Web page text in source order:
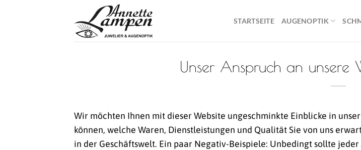
STARTSEITE AUGENOPTIK
Unser Anspruch an unsere
Wir möchten Ihnen mit dieser Website ungeschminkte Einblicke in
können, welche Waren, Dienstleistungen und Qualität Sie von uns
in der Geschäftswelt. Ein paar Negativ-Beispiele: Unbedingt sollte